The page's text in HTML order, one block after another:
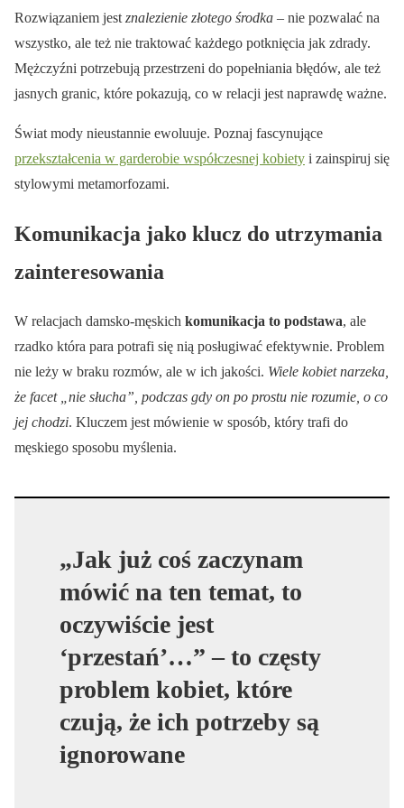
Rozwiązaniem jest znalezienie złotego środka – nie pozwalać na
wszystko, ale też nie traktować każdego potknięcia jak zdrady.
Mężczyźni potrzebują przestrzeni do popełniania błędów, ale też
jasnych granic, które pokazują, co w relacji jest naprawdę ważne.
Świat mody nieustannie ewoluuje. Poznaj fascynujące
przekształcenia w garderobie współczesnej kobiety i zainspiruj się
stylowymi metamorfozami.
Komunikacja jako klucz do utrzymania
zainteresowania
W relacjach damsko-męskich komunikacja to podstawa, ale
rzadko która para potrafi się nią posługiwać efektywnie. Problem
nie leży w braku rozmów, ale w ich jakości. Wiele kobiet narzeka,
że facet „nie słucha”, podczas gdy on po prostu nie rozumie, o co
jej chodzi. Kluczem jest mówienie w sposób, który trafi do
męskiego sposobu myślenia.
„Jak już coś zaczynam
mówić na ten temat, to
oczywiście jest
‘przestań’…” – to częsty
problem kobiet, które
czują, że ich potrzeby są
ignorowane